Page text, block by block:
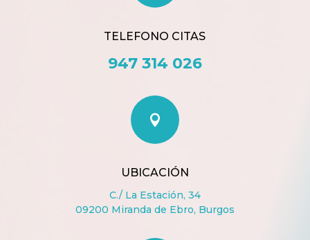
TELEFONO CITAS
947 314 026

UBICACIÓN
C./ La Estación, 34
09200 Miranda de Ebro, Burgos